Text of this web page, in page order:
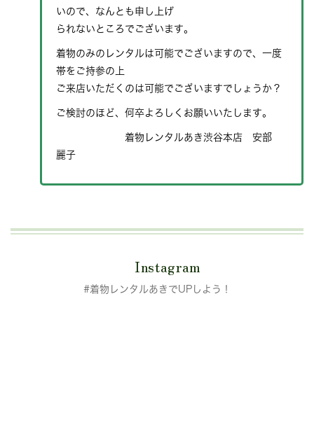
いので、なんとも申し上げ
られないところでございます。
着物のみのレンタルは可能でございますので、一度
帯をご持参の上
ご来店いただくのは可能でございますでしょうか？
ご検討のほど、何卒よろしくお願いいたします。
着物レンタルあき渋谷本店 安部
麗子
Instagram
#着物レンタルあきでUPしよう！